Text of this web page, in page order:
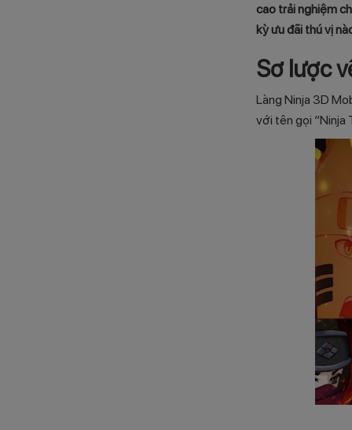
cao trải nghiệm
kỳ ưu đãi thú vị
Sơ lược
Làng Ninja 3D
với tên gọi “Ninja